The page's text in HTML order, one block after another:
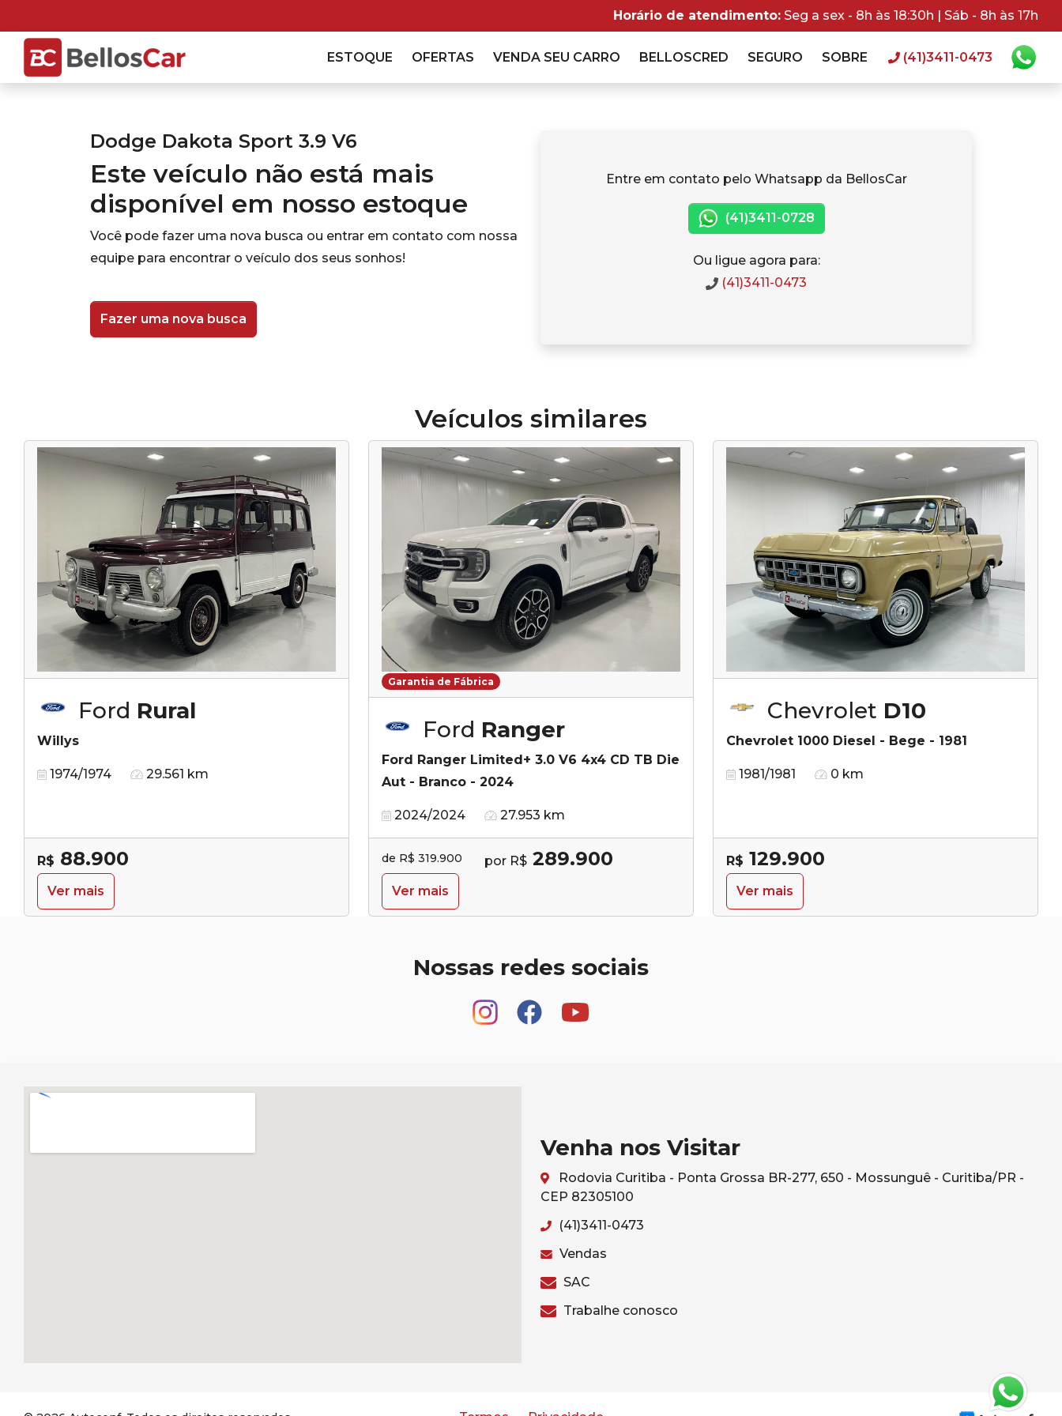
Horário de atendimento: Seg a sex - 8h às 18:30h | Sáb - 8h às 17h
ESTOQUE OFERTAS VENDA SEU CARRO BELLOSCRED SEGURO SOBRE (41)3411-0473
Dodge Dakota Sport 3.9 V6
Este veículo não está mais
disponível em nosso estoque
Você pode fazer uma nova busca ou entrar em contato com nossa
equipe para encontrar o veículo dos seus sonhos!
Fazer uma nova busca
Entre em contato pelo Whatsapp da BellosCar
(41)3411-0728
Ou ligue agora para:
(41)3411-0473
Veículos similares
Ford Rural
Willys
1974/1974 29.561 km
R$ 88.900
Ver mais
Garantia de Fábrica
Ford Ranger
Ford Ranger Limited+ 3.0 V6 4x4 CD TB Die
Aut - Branco - 2024
2024/2024 27.953 km
de R$ 319.900 por R$ 289.900
Ver mais
Chevrolet D10
Chevrolet 1000 Diesel - Bege - 1981
1981/1981 0 km
R$ 129.900
Ver mais
Nossas redes sociais
Venha nos Visitar
Rodovia Curitiba - Ponta Grossa BR-277, 650 - Mossunguê - Curitiba/PR -
CEP 82305100
(41)3411-0473
Vendas
SAC
Trabalhe conosco